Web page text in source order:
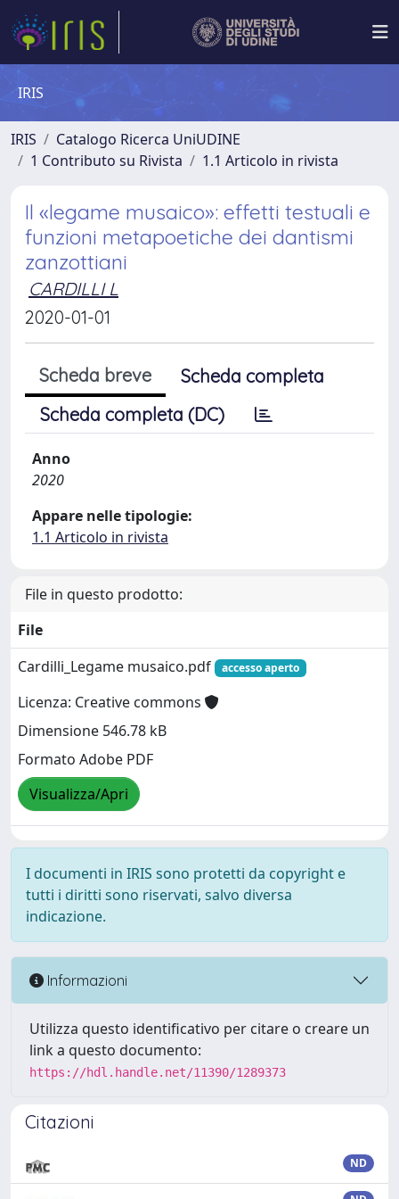
IRIS
IRIS
Catalogo Ricerca UniUDINE
1 Contributo su Rivista
1.1 Articolo in rivista
Il «legame musaico»: effetti testuali e
funzioni metapoetiche dei dantismi
zanzottiani
CARDILLI L
2020-01-01
Scheda breve
Scheda completa
Scheda completa (DC)
Anno
2020
Appare nelle tipologie:
1.1 Articolo in rivista
File in questo prodotto:
File
Cardilli_Legame musaico.pdf
accesso aperto
Licenza: Creative commons
Dimensione 546.78 kB
Formato Adobe PDF
Visualizza/Apri
I documenti in IRIS sono protetti da copyright e
tutti i diritti sono riservati, salvo diversa
indicazione.
Informazioni
Utilizza questo identificativo per citare o creare un
link a questo documento:
https://hdl.handle.net/11390/1289373
Citazioni
ND